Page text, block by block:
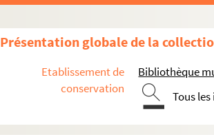
Présentation globale de la
Etablissement de
conservation
Bibliothèque
Tous
1968
1972